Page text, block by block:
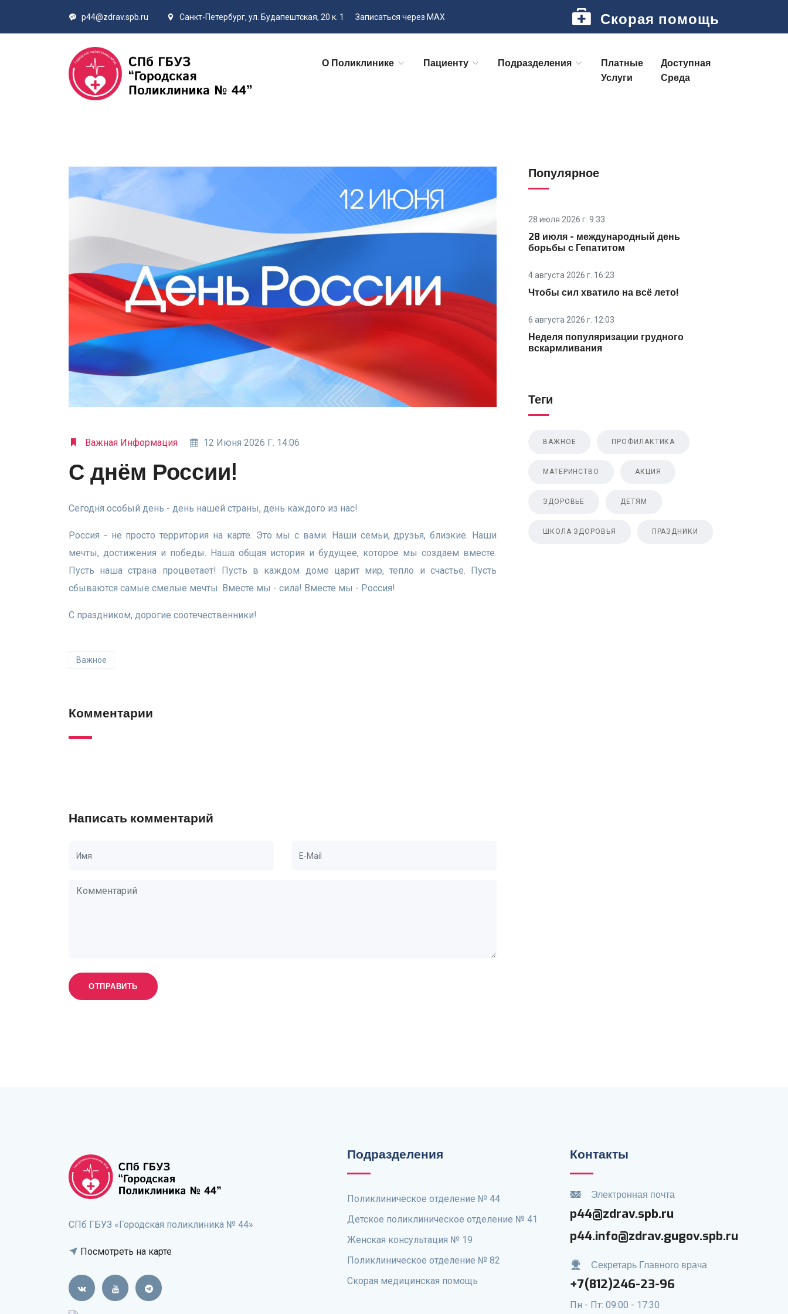
p44@zdrav.spb.ru Санкт-Петербург, ул. Будапештская, 20 к. 1 Записаться через MAX Скорая помощь
О Поликлинике Пациенту Подразделения
Платные
Услуги
Доступная
Среда
Важная Информация 12 Июня 2026 Г. 14:06
С днём России!
Сегодня особый день - день нашей страны, день каждого из нас!
Россия - не просто территория на карте. Это мы с вами. Наши семьи, друзья, близкие. Наши
мечты, достижения и победы. Наша общая история и будущее, которое мы создаем вместе.
Пусть наша страна процветает! Пусть в каждом доме царит мир, тепло и счастье. Пусть
сбываются самые смелые мечты. Вместе мы - сила! Вместе мы - Россия!
С праздником, дорогие соотечественники!
Важное
Комментарии
Написать комментарий
Популярное
28 июля 2026 г. 9:33
28 июля - международный день
борьбы с Гепатитом
4 августа 2026 г. 16:23
Чтобы сил хватило на всё лето!
6 августа 2026 г. 12:03
Неделя популяризации грудного
вскармливания
Теги
ВАЖНОЕ ПРОФИЛАКТИКА
МАТЕРИНСТВО АКЦИЯ
ЗДОРОВЬЕ ДЕТЯМ
ШКОЛА ЗДОРОВЬЯ ПРАЗДНИКИ
СПб ГБУЗ «Городская поликлиника № 44»
Посмотреть на карте
Подразделения
Поликлиническое отделение № 44
Детское поликлиническое отделение № 41
Женская консультация № 19
Поликлиническое отделение № 82
Скорая медицинская помощь
Контакты
Электронная почта
p44@zdrav.spb.ru
p44.info@zdrav.gugov.spb.ru
Секретарь Главного врача
+7(812)246-23-96
Пн - Пт: 09:00 - 17:30